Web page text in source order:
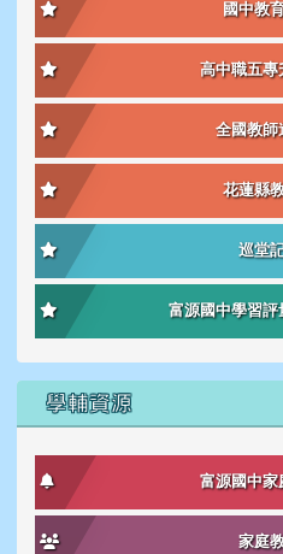
國中教
高中職五專
全國教師
花蓮縣
巡堂
富源國中學習評
學輔資源
富源國中家
家庭